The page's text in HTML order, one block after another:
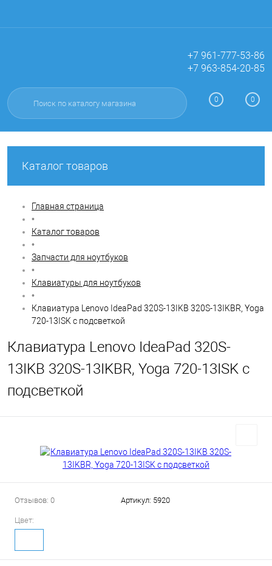
Вход Регистрация
+7 961-777-53-86
+7 963-854-20-85
0 0
Каталог товаров
Главная страница
•
Каталог товаров
•
Запчасти для ноутбуков
•
Клавиатуры для ноутбуков
•
Клавиатура Lenovo IdeaPad 320S-13IKB 320S-13IKBR, Yoga
720-13ISK с подсветкой
Клавиатура Lenovo IdeaPad 320S-
13IKB 320S-13IKBR, Yoga 720-13ISK с
подсветкой
Отзывов: 0 Артикул: 5920
Цвет: